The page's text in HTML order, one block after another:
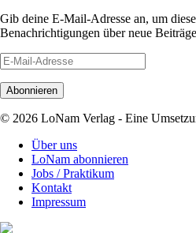
Gib deine E-Mail-Adresse an, um
Benachrichtigungen über neue
E-
Mail-
Adresse
© 2026 LoNam Verlag - Eine
Über uns
LoNam abonnieren
Jobs / Praktikum
Kontakt
Impressum